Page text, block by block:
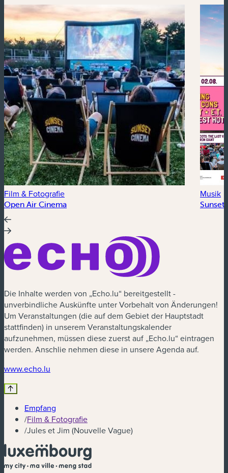
Film & Fotografie
Open Air Cinema
Musik
Sunset
Die Inhalte werden von „Echo.lu“ bereitgestellt -
unverbindliche Auskünfte unter Vorbehalt von Änderungen!
Um Veranstaltungen (die auf dem Gebiet der Hauptstadt
stattfinden) in unserem Veranstaltungskalender
aufzunehmen, müssen diese zuerst auf „Echo.lu“ eintragen
werden. Anschlie nehmen diese in unsere Agenda auf.
www.echo.lu
Empfang
/Film & Fotografie
/Jules et Jim (Nouvelle Vague)